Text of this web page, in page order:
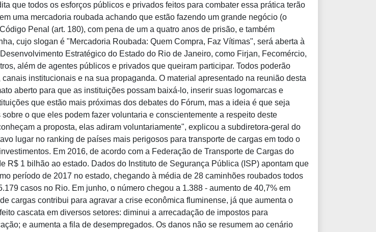
que todos os esforços públicos e privados feitos para combater essa prática terão
uma mercadoria roubada achando que estão fazendo um grande negócio (o
Penal (art. 180), com pena de um a quatro anos de prisão, e também
cujo slogan é "Mercadoria Roubada: Quem Compra, Faz Vítimas", será aberta à
Estratégico do Estado do Rio de Janeiro, como Firjan, Fecomércio,
além de agentes públicos e privados que queiram participar. Todos poderão
institucionais e na sua propaganda. O material apresentado na reunião desta
aberto para que as instituições possam baixá-lo, inserir suas logomarcas e
que estão mais próximas dos debates do Fórum, mas a ideia é que seja
o que eles podem fazer voluntaria e conscientemente a respeito deste
a proposta, elas adiram voluntariamente", explicou a subdiretora-geral do
lugar no ranking de países mais perigosos para transporte de cargas em todo o
Em 2016, de acordo com a Federação de Transporte de Cargas do
R$ 1 bilhão ao estado. Dados do Instituto de Segurança Pública (ISP) apontam que
período de 2017 no estado, chegando à média de 28 caminhões roubados todos
casos no Rio. Em junho, o número chegou a 1.388 - aumento de 40,7% em
cargas contribui para agravar a crise econômica fluminense, já que aumenta o
cascata em diversos setores: diminui a arrecadação de impostos para
e aumenta a fila de desempregados. Os danos não se resumem ao cenário